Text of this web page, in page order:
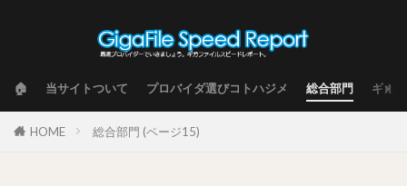
🏠 当サイトついて プロバイダ選びコトハジメ 総合部門 ギガ
HOME 総合部門 (ページ15)